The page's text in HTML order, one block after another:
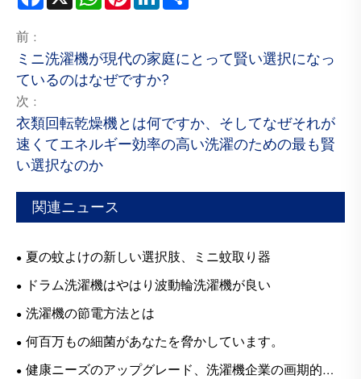
前 :
ミニ洗濯機が現代の家庭にとって賢い選択になっ
ているのはなぜですか?
次 :
衣類回転乾燥機とは何ですか、そしてなぜそれが
速くてエネルギー効率の高い洗濯のための最も賢
い選択なのか
関連ニュース
夏の蚊よけの新しい選択肢、ミニ蚊取り器
ドラム洗濯機はやはり波動輪洗濯機が良い
洗濯機の節電方法とは
何百万もの細菌があなたを脅かしています。
健康ニーズのアップグレード、洗濯機企業の画期的な